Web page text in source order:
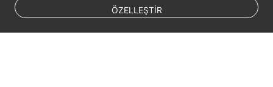
ÖZELLEŞTİR